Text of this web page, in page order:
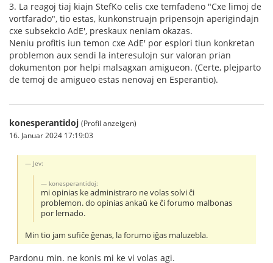
3. La reagoj tiaj kiajn StefKo celis cxe temfadeno "Cxe limoj de
vortfarado", tio estas, kunkonstruajn pripensojn aperigindajn
cxe subsekcio AdE', preskaux neniam okazas.
Neniu profitis iun temon cxe AdE' por esplori tiun konkretan
problemon aux sendi la interesulojn sur valoran prian
dokumenton por helpi malsagxan amigueon. (Certe, plejparto
de temoj de amigueo estas nenovaj en Esperantio).
konesperantidoj (Profil anzeigen)
16. Januar 2024 17:19:03
Jev:
konesperantidoj:
mi opinias ke administraro ne volas solvi ĉi
problemon. do opinias ankaŭ ke ĉi forumo malbonas
por lernado.
Min tio jam sufiĉe ĝenas, la forumo iĝas maluzebla.
Pardonu min. ne konis mi ke vi volas agi.